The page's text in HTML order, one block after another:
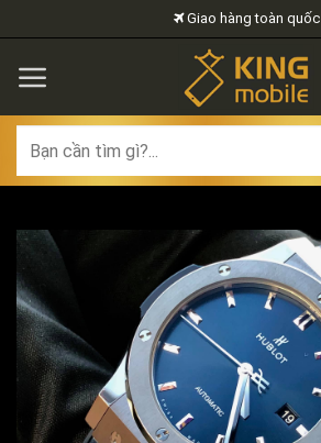
to
content
Giao hàng toàn quốc
for: